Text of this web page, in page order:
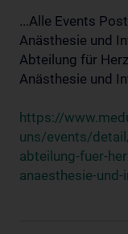
...Alle Events
Anästhesie und
Abteilung für
Anästhesie und
https://
uns/events/
abteilung-fuer-
anaesthesie-